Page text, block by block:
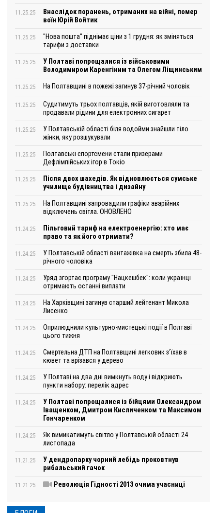
11.25.25
Внаслідок поранень, отриманих на війні, помер
воїн Юрій Войтик
11.25.25
"Нова пошта" піднімає ціни з 1 грудня: як зміняться
тарифи з доставки
11.25.25
У Полтаві попрощалися із військовими
Володимиром Каренгіним та Олегом Ліщинським
11.25.25 На Полтавщині в пожежі загинув 37-річний чоловік
11.25.25
Судитимуть трьох полтавців, якій виготовляли та
продавали рідини для електронних сигарет
11.25.25
У Полтавській області біля водойми знайшли тіло
жінки, яку розшукували
11.25.25
Полтавські спортсмени стали призерами
Дефлімпійських ігор в Токіо
11.25.25
Після двох шахедів. Як відновлюється сумське
училище будівництва і дизайну
11.25.25
На Полтавщині запровадили графіки аварійних
відключень світла. ОНОВЛЕНО
11.24.25
Пільговий тариф на електроенергію: хто має
право та як його отримати?
11.24.25
У Полтавській області вантажівка на смерть збила 48-
річного чоловіка
11.24.25
Уряд згортає програму "Нацкешбек": коли українці
отримають останні виплати
11.24.25
На Харківщині загинув старший лейтенант Микола
Лисенко
11.24.25
Оприлюднили культурно-мистецькі події в Полтаві
цього тижня
11.24.25
Смертельна ДТП на Полтавщині легковик з‘їхав в
кювет та врізався у дерево
11.24.25
У Полтаві на два дні вимкнуть воду і відкриють
пункти набору: перелік адрес
11.24.25
У Полтаві попрощалися із бійцями Олександром
Іващенком, Дмитром Кисличенком та Максимом
Гончаренком
11.24.25
Як вимикатимуть світло у Полтавській області 24
листопада
11.21.25
У дендропарку чорний лебідь проковтнув
рибальський гачок
11.21.25 Революція Гідності 2013 очима учасниці